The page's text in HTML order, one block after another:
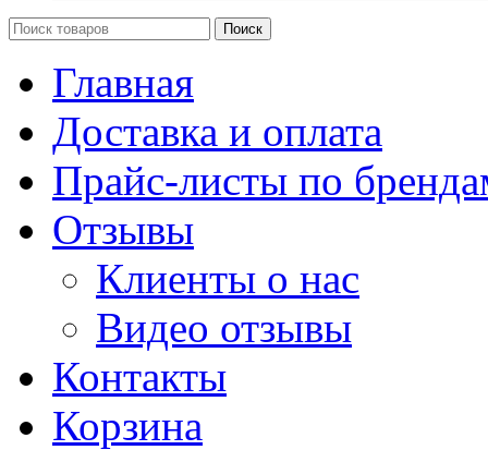
Поиск
Главная
Доставка и оплата
Прайс-листы по
Отзывы
Клиенты о нас
Видео отзывы
Контакты
Корзина